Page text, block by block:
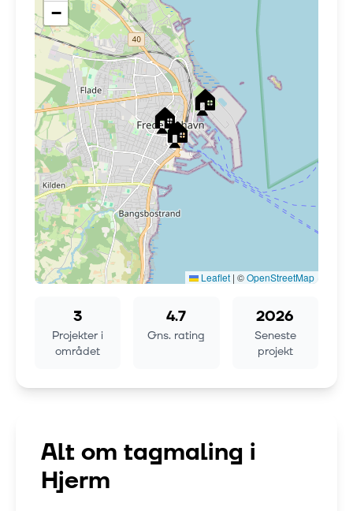
🏠
🏠 🏠
−
Leaflet | ©OpenStreetMap
3
Projekter i
området
4.7
Gns. rating
2026
Seneste
projekt
Alt om tagmaling i
Hjerm